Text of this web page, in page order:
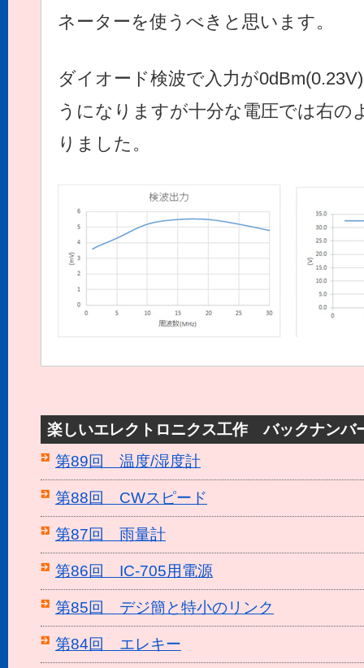
ネーターを使うべきと思います。
ダイオード検波で入力が
うになりますが十分な電圧では右の
りました。
楽しいエレクトロニクス工作 バックナンバ
第89回 温度/湿度計
第88回 CWスピード
第87回 雨量計
第86回 IC-705用電源
第85回 デジ簡と特小のリンク
第84回 エレキー